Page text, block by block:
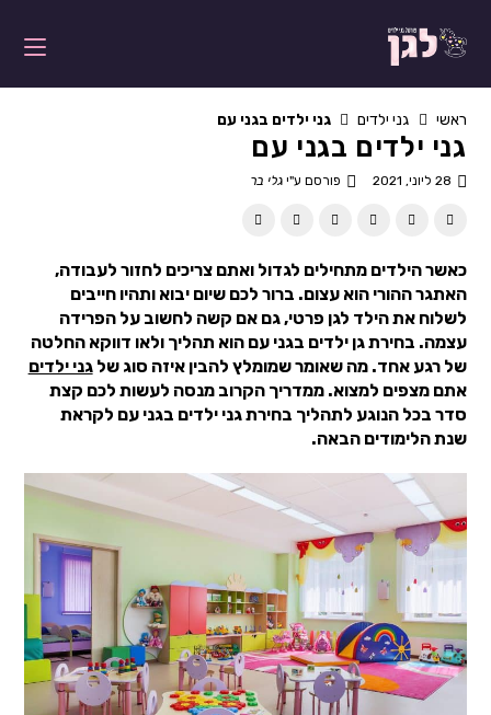
ראשי גני ילדים גני ילדים בגני עם
גני ילדים בגני עם
28 ליוני, 2021 פורסם ע"יגלי בר
כאשר הילדים מתחילים לגדול ואתם צריכים לחזור לעבודה,
האתגר ההורי הוא עצום. ברור לכם שיום יבוא ותהיו חייבים
לשלוח את הילד לגן פרטי, גם אם קשה לחשוב על הפרידה
עצמה. בחירת גן ילדים בגני עם הוא תהליך ולאו דווקא החלטה
של רגע אחד. מה שאומר שמומלץ להבין איזה סוג שלגני ילדים
אתם מצפים למצוא. ממדריך הקרוב מנסה לעשות לכם קצת
סדר בכל הנוגע לתהליך בחירת גני ילדים בגני עם לקראת
שנת הלימודים הבאה.